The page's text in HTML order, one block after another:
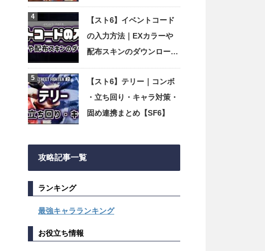
【スト6】イベントコード
の入力方法｜EXカラーや
配布スキンのダウンロード
のやり方【SF6】
【スト6】テリー｜コンボ
・立ち回り・キャラ対策・
固め連携まとめ【SF6】
攻略記事一覧
ランキング
最強キャラランキング
お役立ち情報